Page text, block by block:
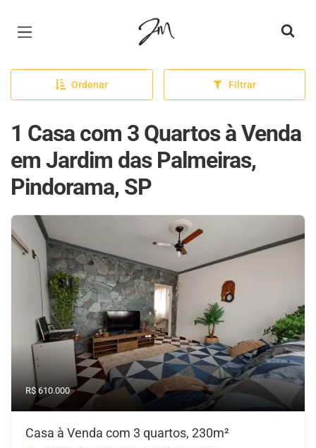
Página inicial
Ordenar Filtrar
1 Casa com 3 Quartos à Venda
em Jardim das Palmeiras,
Pindorama, SP
R$ 610.000
Casa à Venda com 3 quartos, 230m²